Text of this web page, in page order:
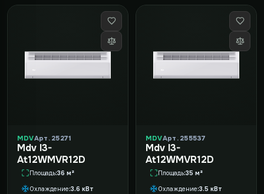
MDVАрт. 25271
Mdv I3-
At12WMVR12D
Площадь 36 м²
Охлаждение 3.6 кВт
MDVАрт. 255537
Mdv I3-
At12WMVR12D
Площадь 35 м²
Охлаждение 3.5 кВт